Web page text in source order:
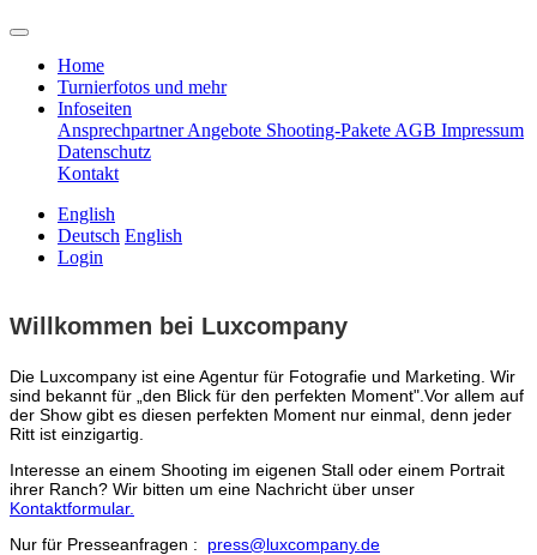
Home
Turnierfotos und mehr
Infoseiten
AnsprechpartnerAngebote Shooting-Pakete AGB Impressum
Datenschutz
Kontakt
English
Deutsch English
Login
Willkommen bei Luxcompany
Die Luxcompany ist eine Agentur für Fotografie und Marketing. Wir
sind bekannt für „den Blick für den perfekten Moment".Vor allem auf
der Show gibt es diesen perfekten Moment nur einmal, denn jeder
Ritt ist einzigartig.
Interesse an einem Shooting im eigenen Stall oder einem Portrait
ihrer Ranch? Wir bitten um eine Nachricht über unser
Kontaktformular.
Nur für Presseanfragen : press@luxcompany.de